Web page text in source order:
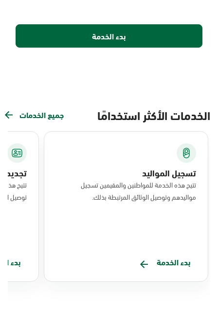
بدء الخدمة
الخدمات الأكثر استخدامًا جميع الخدمات
تسجيل المواليد
تتيح هذه الخدمة للمواطنين والمقيمين تسجيل
مواليدهم وتوصيل الوثائق المرتبطة بذلك.
بدء الخدمة
تجديد
تتيح هذه
توصيل
بدء